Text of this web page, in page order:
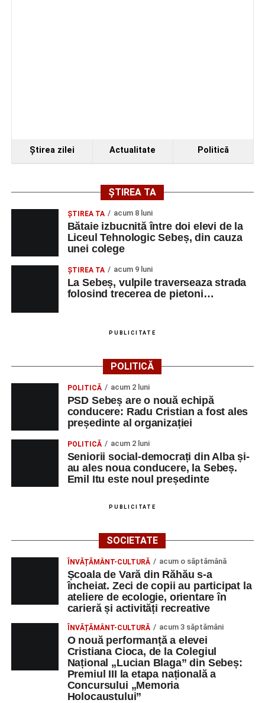
reprezintă doar începutul unei serii de concerte care vor
avea loc pe parcursul taberei, oferind comunității din
și de a lua parte la un veritabil schimb cultural prin
Adaugă-ne ca sursă preferată
Urmărește-ne pe Google News
iluminatului public pe timpul nopții, în contextul
apelului la economii al Guvernului Bolojan
Duminică, 23 august 2026, Râpa Roșie găzduiește
cea de-a III-a ediție a concursului „CicloAventurier
de Sebeș”
Primul concert din cadrul String Symphonic Camp
2026 a adus emoție și aplauze la Sebeș
Ştirea zilei Actualitate Politică
ȘTIREA TA
ŞTIREA TA acum 8 luni
Bătaie izbucnită între doi elevi de la
Liceul Tehnologic Sebeș, din cauza
unei colege
ŞTIREA TA acum 9 luni
La Sebeș, vulpile traverseaza strada
folosind trecerea de pietoni…
PUBLICITATE
POLITICĂ
POLITICĂ acum 2 luni
PSD Sebeș are o nouă echipă
conducere: Radu Cristian a fost ales
președinte al organizației
POLITICĂ acum 2 luni
Seniorii social-democrați din Alba și-
au ales noua conducere, la Sebeș.
Emil Itu este noul președinte
PUBLICITATE
SOCIETATE
ÎNVĂȚĂMÂNT-CULTURĂ acum o săptămână
Școala de Vară din Răhău s-a
încheiat. Zeci de copii au participat la
ateliere de ecologie, orientare în
carieră și activități recreative
ÎNVĂȚĂMÂNT-CULTURĂ acum 3 săptămâni
O nouă performanță a elevei
Cristiana Cioca, de la Colegiul
Național „Lucian Blaga” din Sebeș:
Premiul III la etapa națională a
Concursului „Memoria
Holocaustului”